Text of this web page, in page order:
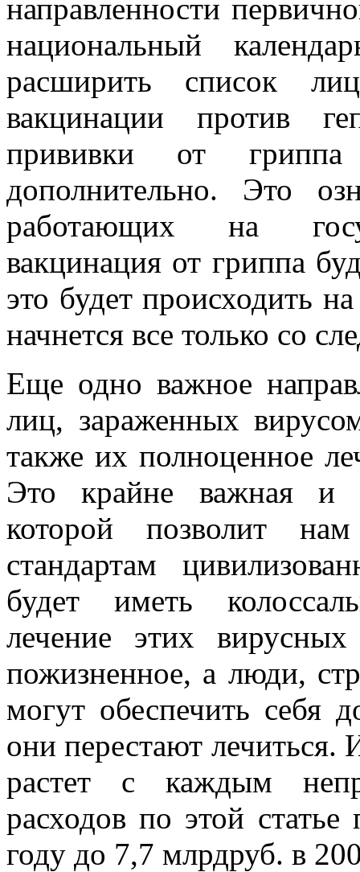
направленности
национальный
расширить список
вакцинации против
прививки от
дополнительно. Это
работающих на
вакцинация от гриппа
это будет происходить
начнется все только со
Еще одно важное
лиц, зараженных
также их полноценное
Это крайне важная и
которой позволит
стандартам
будет иметь
лечение этих
пожизненное, а люди,
могут обеспечить себя
они перестают лечиться.
растет с каждым
расходов по этой
году до 7,7 млрдруб. в